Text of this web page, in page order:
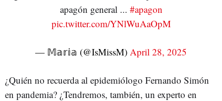
apagón general ... #apagon
pic.twitter.com/YNlWuAaOpM
— 𝕄𝕒𝕣𝕚𝕒 (@IsMissM) April 28, 2025
¿Quién no recuerda al epidemiólogo Fernando Simón
en pandemia? ¿Tendremos, también, un experto en